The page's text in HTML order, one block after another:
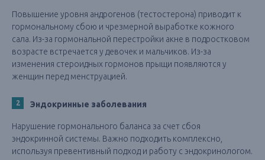
Повышение уровня андрогенов (тестостерона) приводит к
гормональному сбою и чрезмерной выработке кожного
сала. Из-за гормональной перестройки акне в подростковом
возрасте встречается у девочек и мальчиков. Из-за
изменения стероидных гормонов прыщи появляются у
женщин перед менструацией.
Эндокринные заболевания
Нарушение гормонального баланса за счет сбоя
эндокринной системы. Важно подходить комплексно,
используя превентивный подход и работу с эндокринологом.